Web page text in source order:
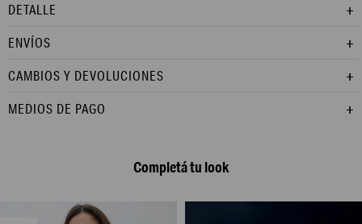
DETALLE
ENVÍOS
CAMBIOS Y DEVOLUCIONES
MEDIOS DE PAGO
Completá tu look